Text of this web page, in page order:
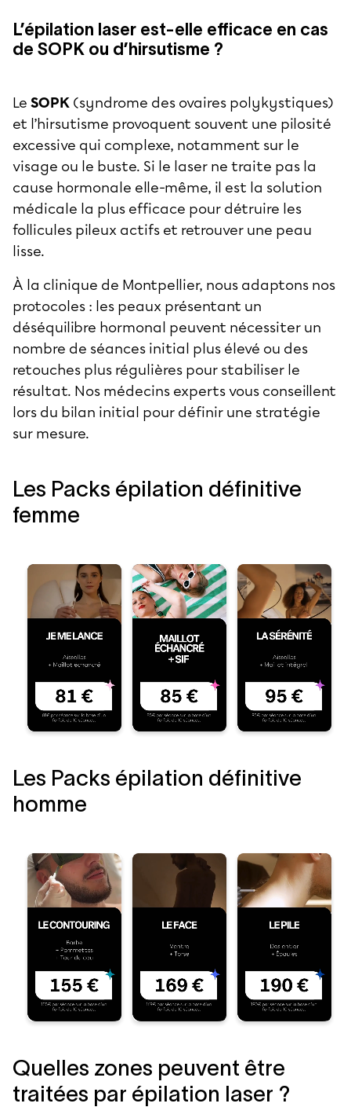
L’épilation laser est-elle efficace en cas
de SOPK ou d’hirsutisme ?
Le SOPK (syndrome des ovaires polykystiques)
et l’hirsutisme provoquent souvent une pilosité
excessive qui complexe, notamment sur le
visage ou le buste. Si le laser ne traite pas la
cause hormonale elle-même, il est la solution
médicale la plus efficace pour détruire les
follicules pileux actifs et retrouver une peau
lisse.
À la clinique de Montpellier, nous adaptons nos
protocoles : les peaux présentant un
déséquilibre hormonal peuvent nécessiter un
nombre de séances initial plus élevé ou des
retouches plus régulières pour stabiliser le
résultat. Nos médecins experts vous conseillent
lors du bilan initial pour définir une stratégie
sur mesure.
Les Packs épilation définitive
femme
Les Packs épilation définitive
homme
Quelles zones peuvent être
traitées par épilation laser ?